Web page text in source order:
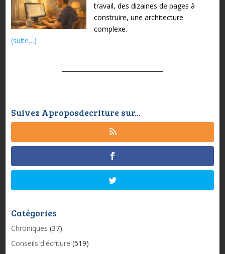
travail, des dizaines de pages à
construire, une architecture
complexe.
(suite…)
Suivez Aproposdecriture sur...
Catégories
Chroniques (37)
Conseils d'écriture (519)